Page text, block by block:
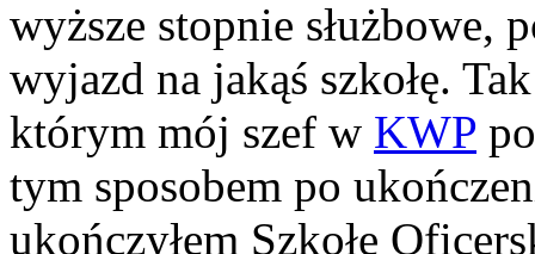
wyższe stopnie służbowe,
wyjazd na jakąś szkołę.
którym mój szef w KWP
tym sposobem po
ukończyłem Szkołę